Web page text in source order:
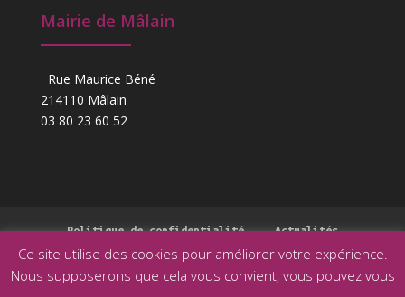
Mairie de Mâlain
Rue Maurice Béné
214110 Mâlain
03 80 23 60 52
Politique de confidentialité Actualités
Ce site utilise des cookies pour améliorer votre expérience.
Nous supposerons que cela vous convient, vous pouvez vous